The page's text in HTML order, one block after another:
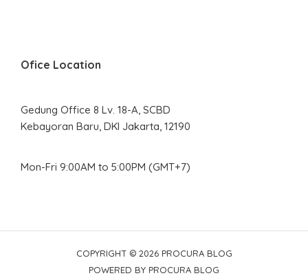
Ofice Location
Gedung Office 8 Lv. 18-A, SCBD
Kebayoran Baru, DKI Jakarta, 12190
Mon-Fri 9:00AM to 5:00PM (GMT+7)
COPYRIGHT © 2026 PROCURA BLOG
POWERED BY PROCURA BLOG